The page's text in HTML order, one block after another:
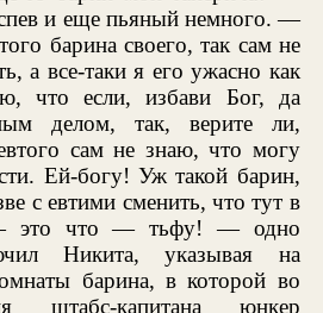
и еще пьяный немного. —
барина своего, так сам не
а все-таки я его ужасно как
что если, избави Бог, да
делом, так, верите ли,
сам не знаю, что могу
Ей-богу! Уж такой барин,
с евтими сменить, что тут в
это что — тьфу! — одно
Никита, указывая на
барина, в которой во
штабс-капитана юнкер